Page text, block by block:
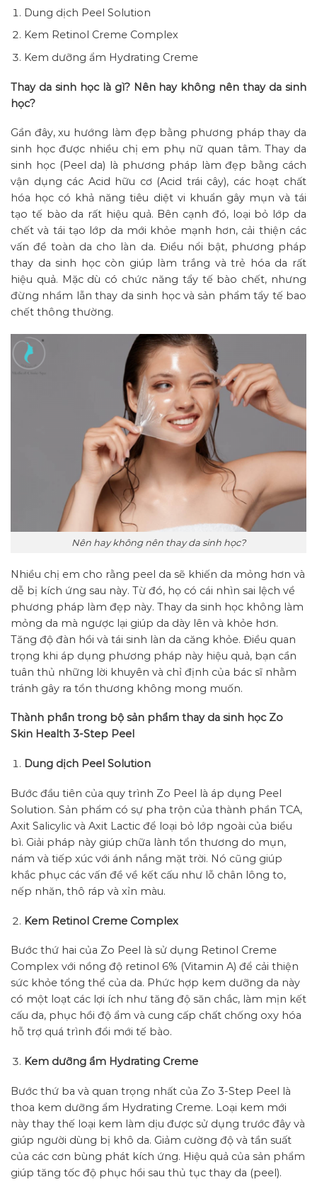
Dung dịch Peel Solution
Kem Retinol Creme Complex
Kem dưỡng ẩm Hydrating Creme
Thay da sinh học là gì? Nên hay không nên thay da sinh
học?
Gần đây, xu hướng làm đẹp bằng phương pháp thay da
sinh học được nhiều chị em phụ nữ quan tâm. Thay da
sinh học (Peel da) là phương pháp làm đẹp bằng cách
vận dụng các Acid hữu cơ (Acid trái cây), các hoạt chất
hóa học có khả năng tiêu diệt vi khuẩn gây mụn và tái
tạo tế bào da rất hiệu quả. Bên cạnh đó, loại bỏ lớp da
chết và tái tạo lớp da mới khỏe mạnh hơn, cải thiện các
vấn đề toàn da cho làn da. Điều nổi bật, phương pháp
thay da sinh học còn giúp làm trắng và trẻ hóa da rất
hiệu quả. Mặc dù có chức năng tẩy tế bào chết, nhưng
đừng nhầm lẫn thay da sinh học và sản phẩm tẩy tế bao
chết thông thường.
Nên hay không nên thay da sinh học?
Nhiều chị em cho rằng peel da sẽ khiến da mỏng hơn và
dễ bị kích ứng sau này. Từ đó, họ có cái nhìn sai lệch về
phương pháp làm đẹp này. Thay da sinh học không làm
mỏng da mà ngược lại giúp da dày lên và khỏe hơn.
Tăng độ đàn hồi và tái sinh làn da căng khỏe. Điều quan
trọng khi áp dụng phương pháp này hiệu quả, bạn cần
tuân thủ những lời khuyên và chỉ định của bác sĩ nhằm
tránh gây ra tổn thương không mong muốn.
Thành phần trong bộ sản phẩm thay da sinh học Zo
Skin Health 3-Step Peel
Dung dịch Peel Solution
Bước đầu tiên của quy trình Zo Peel là áp dụng Peel
Solution. Sản phẩm có sự pha trộn của thành phần TCA,
Axit Salicylic và Axit Lactic để loại bỏ lớp ngoài của biểu
bì. Giải pháp này giúp chữa lành tổn thương do mụn,
nám và tiếp xúc với ánh nắng mặt trời. Nó cũng giúp
khắc phục các vấn đề về kết cấu như lỗ chân lông to,
nếp nhăn, thô ráp và xỉn màu.
Kem Retinol Creme Complex
Bước thứ hai của Zo Peel là sử dụng Retinol Creme
Complex với nồng độ retinol 6% (Vitamin A) để cải thiện
sức khỏe tổng thể của da. Phức hợp kem dưỡng da này
có một loạt các lợi ích như tăng độ săn chắc, làm mịn kết
cấu da, phục hồi độ ẩm và cung cấp chất chống oxy hóa
hỗ trợ quá trình đổi mới tế bào.
Kem dưỡng ẩm Hydrating Creme
Bước thứ ba và quan trọng nhất của Zo 3-Step Peel là
thoa kem dưỡng ẩm Hydrating Creme. Loại kem mới
này thay thế loại kem làm dịu được sử dụng trước đây và
giúp người dùng bị khô da. Giảm cường độ và tần suất
của các cơn bùng phát kích ứng. Hiệu quả của sản phẩm
giúp tăng tốc độ phục hồi sau thủ tục thay da (peel).